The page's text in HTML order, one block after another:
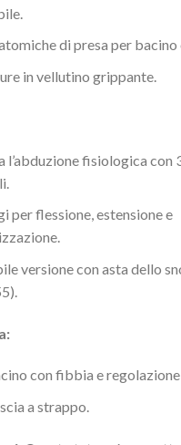
di presa per bacino
in vellutino grippante.
l’abduzione fisiologica con
per flessione, estensione e
versione con asta dello
con fibbia e
a strappo.